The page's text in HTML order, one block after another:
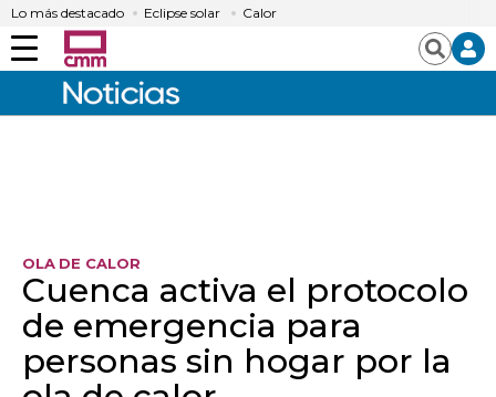
Lo más destacado Eclipse solar Calor
Menú Buscar
personas sin hogar por la
ola de calor
Se amplían las plazas en el Centro de
Alojamiento de Urgencia, que gestiona
Cáritas, desde las 12 hasta las 20 horas